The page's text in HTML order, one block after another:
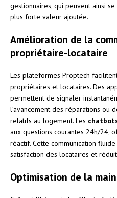
gestionnaires, qui peuvent ainsi
plus forte valeur ajoutée.
Amélioration de la
propriétaire-locataire
Les plateformes Proptech
propriétaires et locataires. Des
permettent de signaler
l’avancement des réparations ou
relatifs au logement. Les
aux questions courantes 24h/24,
réactif. Cette communication
satisfaction des locataires et
Optimisation de la